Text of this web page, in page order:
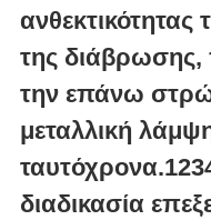
ανθεκτικότητας
της διάβρωσης,
την επάνω
μεταλλική
διαδικασία